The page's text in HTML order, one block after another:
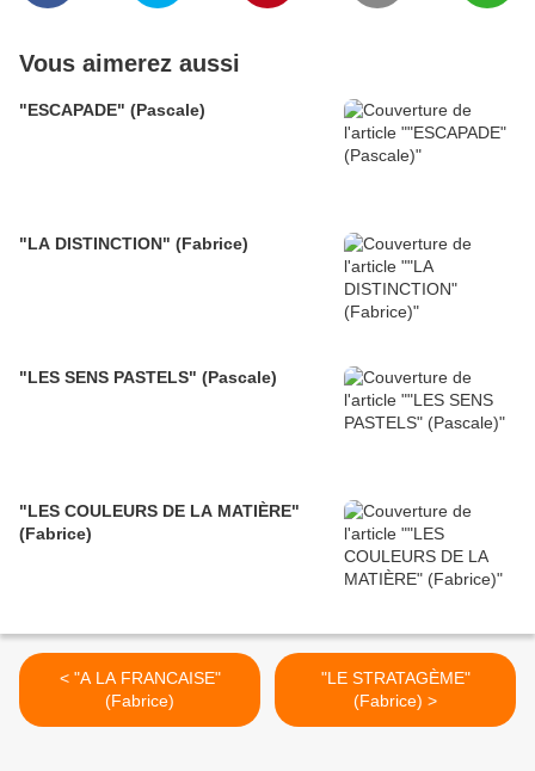
Vous aimerez aussi
"ESCAPADE" (Pascale)
"LA DISTINCTION" (Fabrice)
"LES SENS PASTELS" (Pascale)
"LES COULEURS DE LA MATIÈRE"
(Fabrice)
< "A LA FRANCAISE"
(Fabrice)
"LE STRATAGÈME"
(Fabrice) >